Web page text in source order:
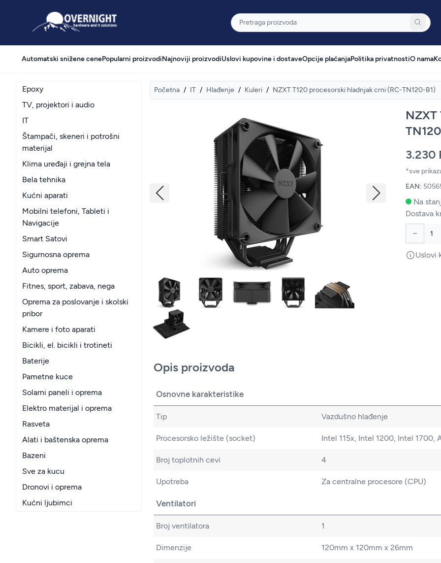
Overnight Pretraga
Automatski snižene cenePopularni proizvodiNajnoviji proizvodiUslovi kupovine i dostaveOpcije plaćanjaPolitika privatnostiO nama
Epoxy
TV, projektori i audio
IT
Štampači, skeneri i potrošni
materijal
Klima uređaji i grejna tela
Bela tehnika
Kućni aparati
Mobilni telefoni, Tableti i
Navigacije
Smart Satovi
Sigurnosna oprema
Auto oprema
Fitnes, sport, zabava, nega
Oprema za poslovanje i skolski
pribor
Kamere i foto aparati
Bicikli, el. bicikli i trotineti
Baterije
Pametne kuce
Solarni paneli i oprema
Elektro materijal i oprema
Rasveta
Alati i baštenska oprema
Bazeni
Sve za kucu
Dronovi i oprema
Kućni ljubimci
Početna / IT / Hlađenje / Kuleri / NZXT T120 procesorski hladnjak crni (RC-TN120-B1)
NZXT
3.230
*sve
EAN:
Na
Dostava
Uslovi
Opis proizvoda
Osnovne karakteristike
Tip Vazdušno hlađenje
Procesorsko ležište (socket) Intel 115x, Intel 1200, Intel 1700,
Broj toplotnih cevi 4
Upotreba Za centralne procesore (CPU)
Ventilatori
Broj ventilatora 1
Dimenzije 120mm x 120mm x 26mm